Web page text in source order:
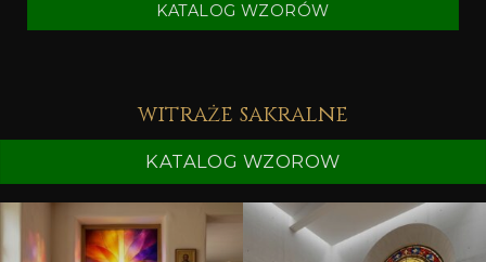
KATALOG WZORÓW
witraże sakralne
KATALOG WZOROW